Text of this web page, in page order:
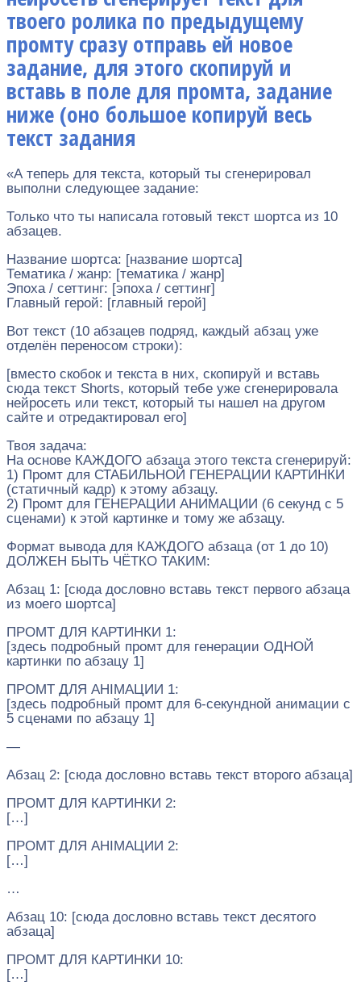
твоего ролика по предыдущему
промту сразу отправь ей новое
задание, для этого скопируй и
вставь в поле для промта, задание
ниже (оно большое копируй весь
текст задания
«А теперь для текста, который ты сгенерировал
выполни следующее задание:
Только что ты написала готовый текст шортса из 10
абзацев.
Название шортса: [название шортса]
Тематика / жанр: [тематика / жанр]
Эпоха / сеттинг: [эпоха / сеттинг]
Главный герой: [главный герой]
Вот текст (10 абзацев подряд, каждый абзац уже
отделён переносом строки):
[вместо скобок и текста в них, скопируй и вставь
сюда текст Shorts, который тебе уже сгенерировала
нейросеть или текст, который ты нашел на другом
сайте и отредактировал его]
Твоя задача:
На основе КАЖДОГО абзаца этого текста сгенерируй:
1) Промт для СТАБИЛЬНОЙ ГЕНЕРАЦИИ КАРТИНКИ
(статичный кадр) к этому абзацу.
2) Промт для ГЕНЕРАЦИИ АНИМАЦИИ (6 секунд с 5
сценами) к этой картинке и тому же абзацу.
Формат вывода для КАЖДОГО абзаца (от 1 до 10)
ДОЛЖЕН БЫТЬ ЧЁТКО ТАКИМ:
Абзац 1: [сюда дословно вставь текст первого абзаца
из моего шортса]
ПРОМТ ДЛЯ КАРТИНКИ 1:
[здесь подробный промт для генерации ОДНОЙ
картинки по абзацу 1]
ПРОМТ ДЛЯ АНІМАЦИИ 1:
[здесь подробный промт для 6‑секундной анимации с
5 сценами по абзацу 1]
—
Абзац 2: [сюда дословно вставь текст второго абзаца]
ПРОМТ ДЛЯ КАРТИНКИ 2:
[…]
ПРОМТ ДЛЯ АНІМАЦИИ 2:
[…]
…
Абзац 10: [сюда дословно вставь текст десятого
абзаца]
ПРОМТ ДЛЯ КАРТИНКИ 10:
[…]